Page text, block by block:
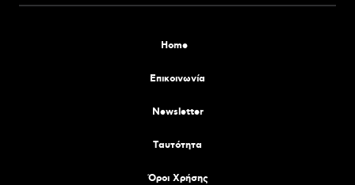
Home
Επικοινωνία
Newsletter
Tαυτότητα
Όροι Χρήσης